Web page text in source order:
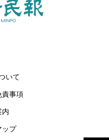
いて
責事項
内
ップ